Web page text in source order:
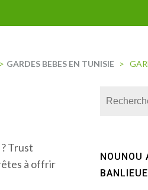
> GARDES BEBES EN TUNISIE >
Trust
à offrir
NOUNOU
BANLIEUE